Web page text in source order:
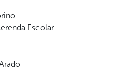
Escolar